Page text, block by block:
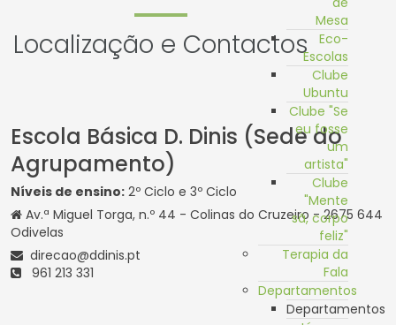
Mesa
Eco-
Escolas
Clube
Ubuntu
Clube "Se
eu fosse
um
artista"
Clube
"Mente
sã, corpo
feliz"
Terapia da
Fala
Departamentos
Departamentos
Localização e Contactos
Escola Básica D. Dinis (Sede do
Agrupamento)
Níveis de ensino: 2º Ciclo e 3º Ciclo
Av.ª Miguel Torga, n.º 44 - Colinas do Cruzeiro - 2675 644
Odivelas
direcao@ddinis.pt
961 213 331